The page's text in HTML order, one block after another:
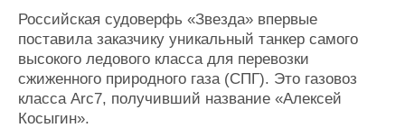
Российская судоверфь «Звезда» впервые
поставила заказчику уникальный танкер самого
высокого ледового класса для перевозки
сжиженного природного газа (СПГ). Это газовоз
класса Arc7, получивший название «Алексей
Косыгин».